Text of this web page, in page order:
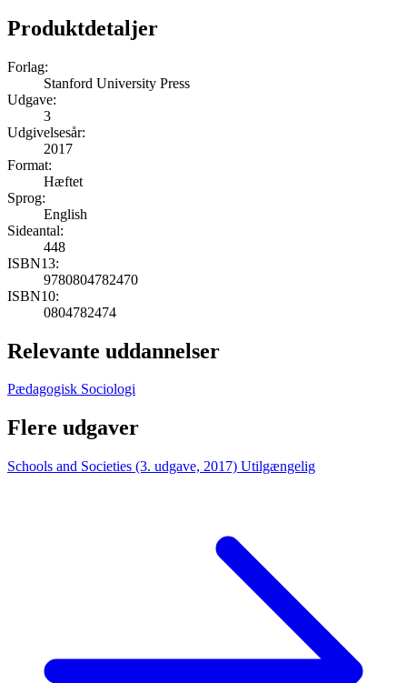
Produktdetaljer
Forlag:
Stanford University Press
Udgave:
3
Udgivelsesår:
2017
Format:
Hæftet
Sprog:
English
Sideantal:
448
ISBN13:
9780804782470
ISBN10:
0804782474
Relevante uddannelser
Pædagogisk Sociologi
Flere udgaver
Schools and Societies (3. udgave, 2017) Utilgængelig